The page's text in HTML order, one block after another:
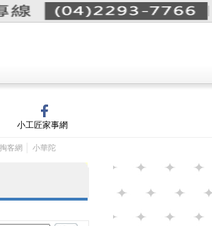
詢價單(0
小工匠家事網
掏客網 小華陀